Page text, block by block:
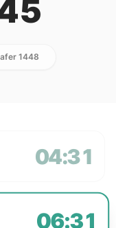
1448
04:31
06:31